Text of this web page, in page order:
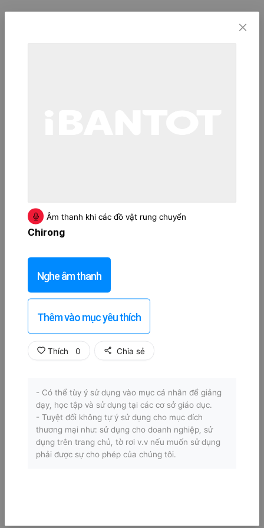
Âm thanh khi các đồ vật rung chuyển
Chirong
Nghe âm thanh
Thêm vào mục yêu thích
Thích 0 Chia sẻ
- Có thể tùy ý sử dụng vào mục cá nhân để giảng
dạy, học tập và sử dụng tại các cơ sở giáo dục.
- Tuyệt đối không tự ý sử dụng cho mục đích
thương mại như: sử dụng cho doanh nghiệp, sử
dụng trên trang chủ, tờ rơi v.v nếu muốn sử dụng
phải được sự cho phép của chúng tôi.